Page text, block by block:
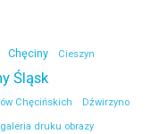
Chęciny Cieszyn
Śląsk
Chęcińskich Dźwirzyno
galeria druku obrazy